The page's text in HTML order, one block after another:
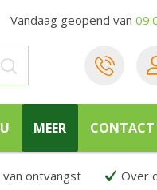
Vandaag geopend van
MEER CONTACT
ontvangst Over